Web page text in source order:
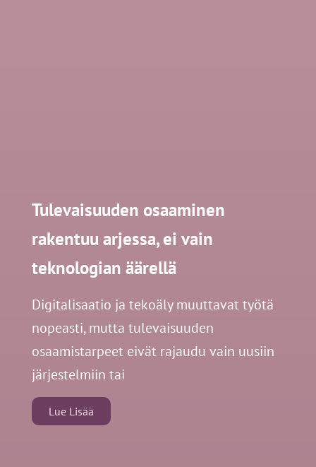
Tulevaisuuden osaaminen
rakentuu arjessa, ei vain
teknologian äärellä
Digitalisaatio ja tekoäly muuttavat työtä
nopeasti, mutta tulevaisuuden
osaamistarpeet eivät rajaudu vain uusiin
järjestelmiin tai
Lue Lisää